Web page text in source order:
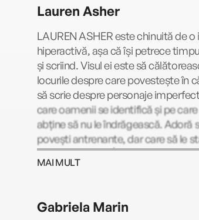
Lauren Asher
LAUREN ASHER este chinuită de
hiperactivă, așa că își petrece
și scriind. Visul ei este să
locurile despre care povestește în
să scrie despre personaje
care oamenii se identifică și pe
abține să nu le îndrăgească. Adoră
povești antrenante, dar care să le
emoții cititorilor. În timpul liber se
urmărind clipuri pe YouTube,
episoade din Parcuri și agrement
restaurante pe Yelp, înainte de a-și
local preferat. Cel mai bine
MAI MULT
Gabriela Marin